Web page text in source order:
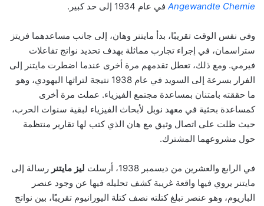
Angewandte Chemie في عام 1934 إلى حد كبير.
وفي نفس الوقت تقريبًا، بدأ مايتنر وهان، إلى جانب مساعدهما فريتز
ستراسمان، في إجراء تجارب مماثلة بهدف تحديد نواتج تفاعلات
فيرمي. ومع ذلك، تعطل تقدمهم مرة أخرى عندما اضطرت مايتنر إلى
الفرار بسرعة إلى السويد في عام 1938 نتيجة لتراثها اليهودي، وهو
ما حققته بامتنان بمساعدة مجتمع الفيزياء. عملت مرة أخرى
كمساعدة بحثية في معهد نوبل لأبحاث الفيزياء لبقية سنوات الحرب،
حيث ظلت على اتصال وثيق مع هان الذي كتب لها تقارير منتظمة
حول مشروعهما المشترك.
في الرابع والعشرين من ديسمبر 1938، أرسلت ليز مايتنر رسالة إلى
مايتنر يروي فيها واقعة غريبة كشف تحليله فيها عن وجود عنصر
الباريوم، وهو عنصر تبلغ كتلته نصف كتلة اليورانيوم تقريبًا، بين نواتج